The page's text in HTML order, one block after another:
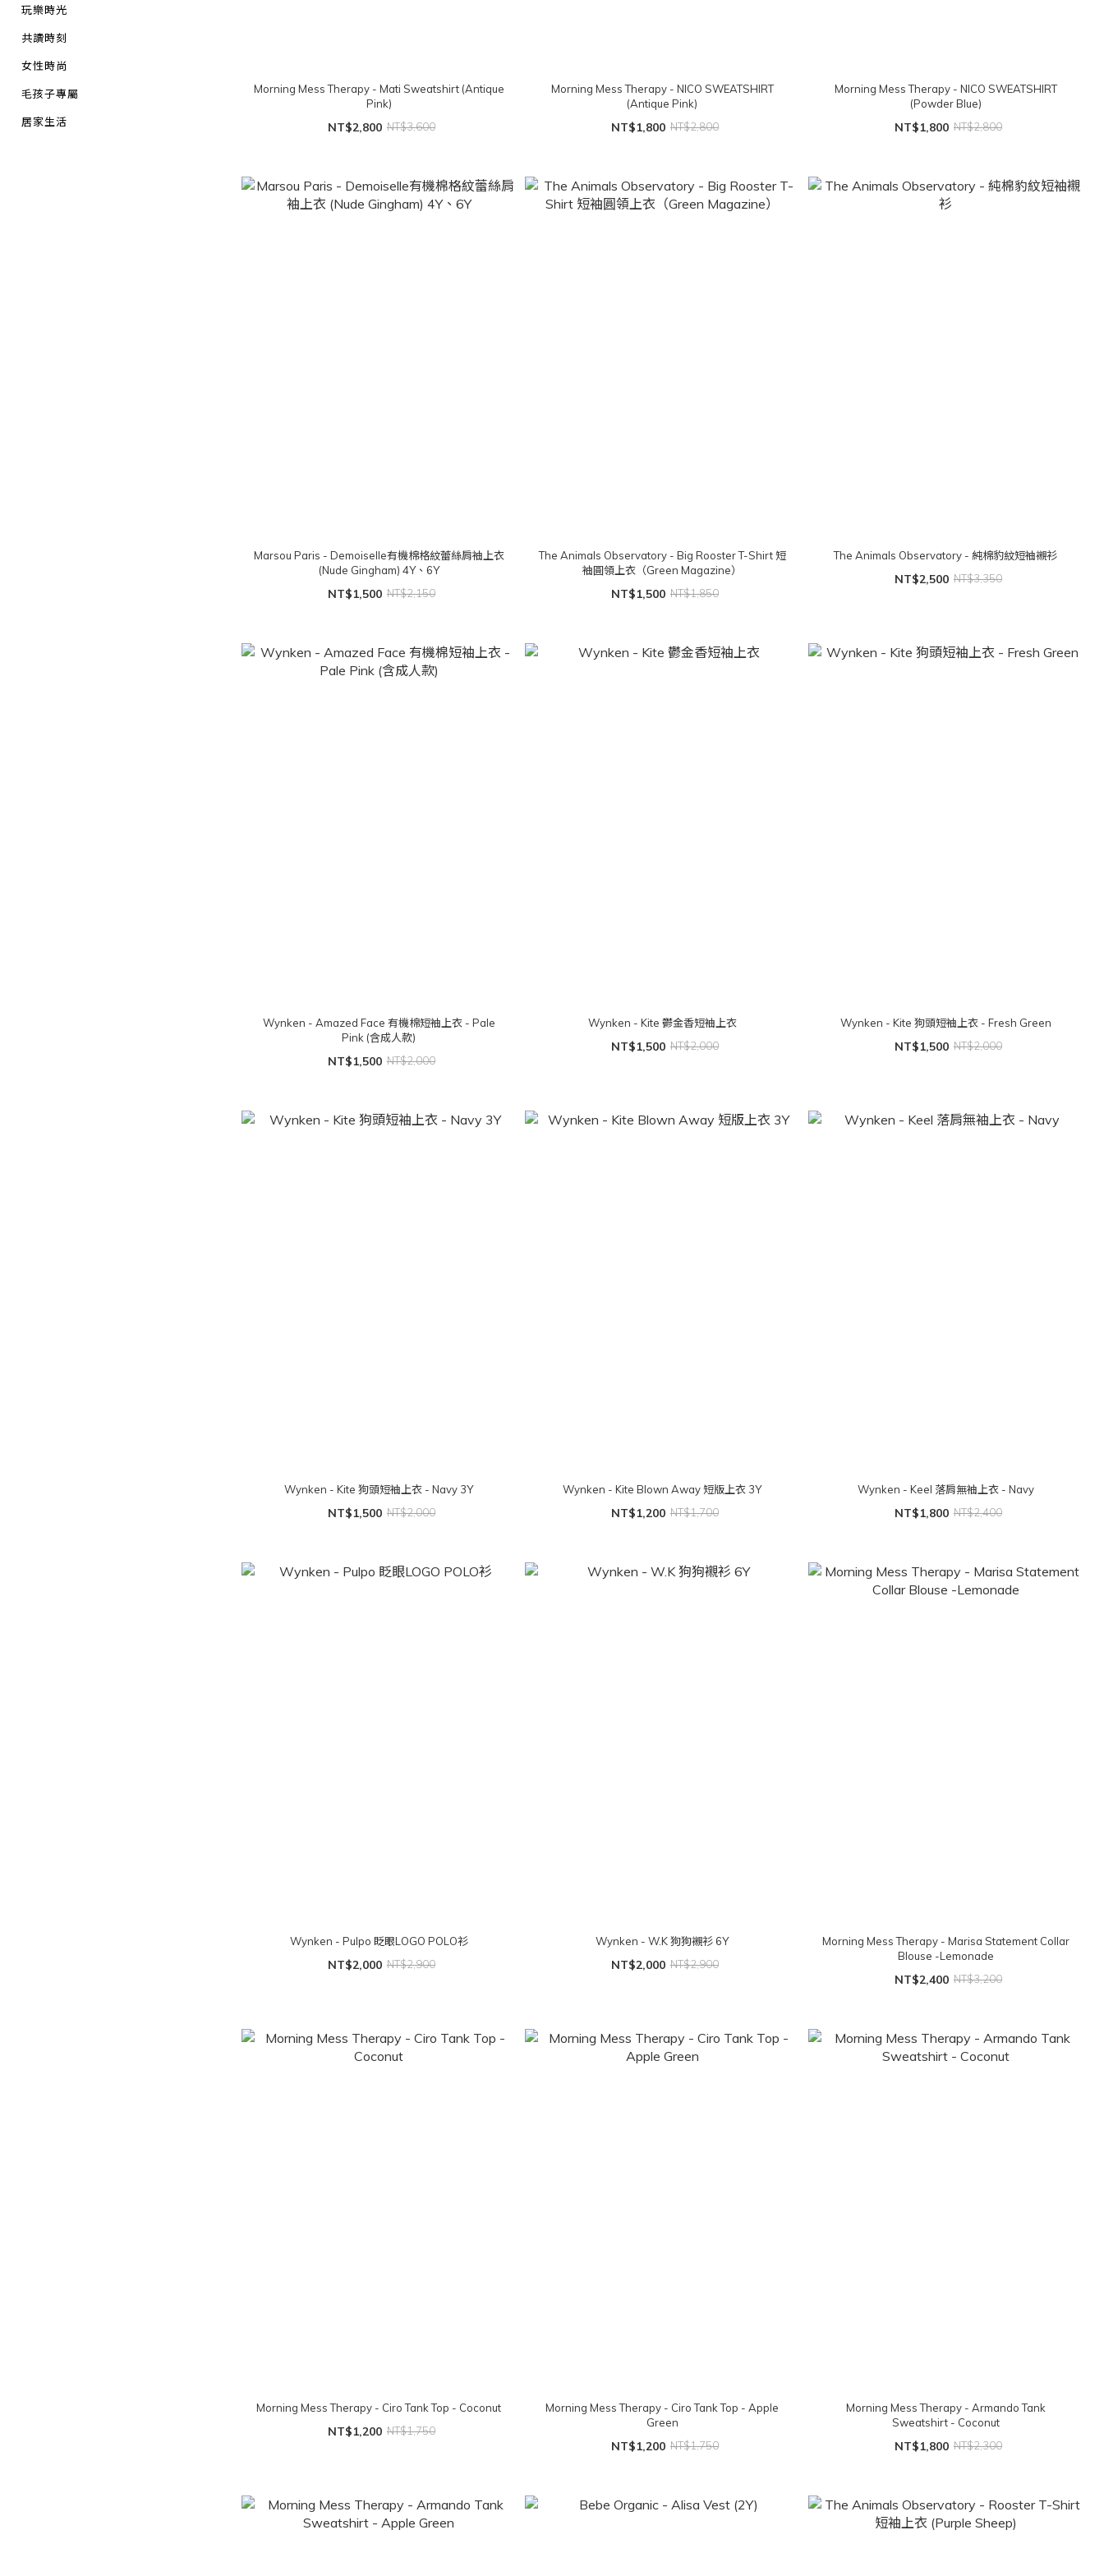
玩樂時光
共讀時刻
女性時尚
毛孩子專屬
居家生活
Morning Mess Therapy - Mati Sweatshirt (Antique
Pink)
NT$2,800 NT$3,600
Morning Mess Therapy - NICO SWEATSHIRT
(Antique Pink)
NT$1,800 NT$2,800
Morning Mess Therapy - NICO SWEATSHIRT
(Powder Blue)
NT$1,800 NT$2,800
Marsou Paris - Demoiselle有機棉格紋蕾絲肩袖上衣
(Nude Gingham) 4Y、6Y
NT$1,500 NT$2,150
The Animals Observatory - Big Rooster T-Shirt 短
袖圓領上衣（Green Magazine）
NT$1,500 NT$1,850
The Animals Observatory - 純棉豹紋短袖襯衫
NT$2,500 NT$3,350
Wynken - Amazed Face 有機棉短袖上衣 - Pale
Pink (含成人款)
NT$1,500 NT$2,000
Wynken - Kite 鬱金香短袖上衣
NT$1,500 NT$2,000
Wynken - Kite 狗頭短袖上衣 - Fresh Green
NT$1,500 NT$2,000
Wynken - Kite 狗頭短袖上衣 - Navy 3Y
NT$1,500 NT$2,000
Wynken - Kite Blown Away 短版上衣 3Y
NT$1,200 NT$1,700
Wynken - Keel 落肩無袖上衣 - Navy
NT$1,800 NT$2,400
Wynken - Pulpo 眨眼LOGO POLO衫
NT$2,000 NT$2,900
Wynken - W.K 狗狗襯衫 6Y
NT$2,000 NT$2,900
Morning Mess Therapy - Marisa Statement Collar
Blouse -Lemonade
NT$2,400 NT$3,200
Morning Mess Therapy - Ciro Tank Top - Coconut
NT$1,200 NT$1,750
Morning Mess Therapy - Ciro Tank Top - Apple
Green
NT$1,200 NT$1,750
Morning Mess Therapy - Armando Tank
Sweatshirt - Coconut
NT$1,800 NT$2,300